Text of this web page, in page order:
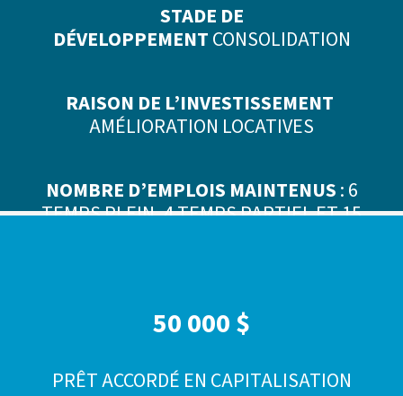
STADE DE
DÉVELOPPEMENTCONSOLIDATION
RAISON DE L’INVESTISSEMENT
AMÉLIORATION LOCATIVES
NOMBRE D’EMPLOIS MAINTENUS: 6
TEMPS PLEIN, 4 TEMPS PARTIEL ET 15
50 000 $
PRÊT ACCORDÉ EN CAPITALISATION